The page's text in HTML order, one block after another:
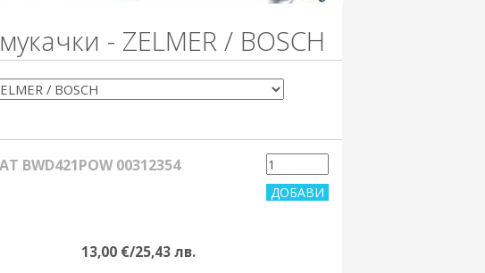
- ZELMER / BOSCH
BWD421POW 00312354
13,00 €/25,43 лв.